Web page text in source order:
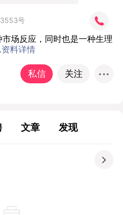
号
场反应，同时也是一种生理
资料详情
私信 关注
文章 发现
